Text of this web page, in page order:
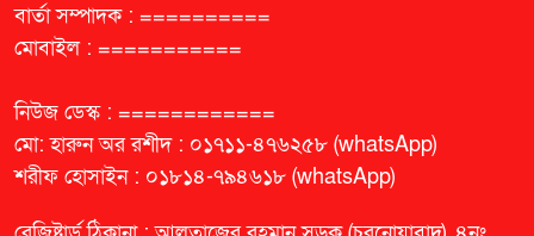
বার্তা সম্পাদক : ==========
মোবাইল : ===========
নিউজ ডেস্ক : ============
মো: হারুন অর রশীদ : ০১৭১১-৪৭৬২৫৮ (whatsApp)
শরীফ হোসাইন : ০১৮১৪-৭৯৪৬১৮ (whatsApp)